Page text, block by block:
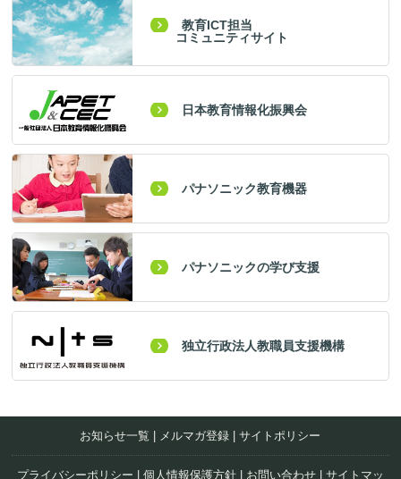
教育ICT担当
コミュニティサイト
日本教育情報化振興会
パナソニック教育機器
パナソニックの学び支援
独立行政法人教職員支援機構
お知らせ一覧 メルマガ登録 |サイトポリシー
プライバシーポリシー 個人情報保護方針| お問い合わせ| サイトマッ